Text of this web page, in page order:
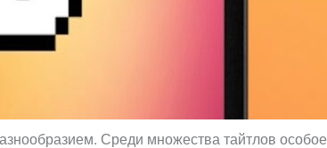
Среди множества тайтлов особое